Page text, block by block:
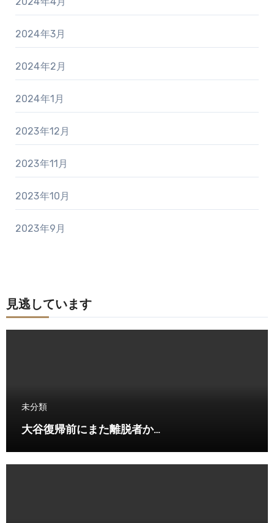
2024年3月
2024年2月
2024年1月
2023年12月
2023年11月
2023年10月
2023年9月
見逃しています
未分類
大谷復帰前にまた離脱者か…